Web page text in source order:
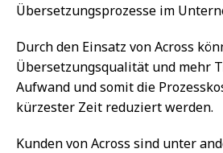
Übersetzungsprozesse im
Durch den Einsatz von Across
Übersetzungsqualität und mehr
Aufwand und somit die
kürzester Zeit reduziert werden.
Kunden von Across sind unter